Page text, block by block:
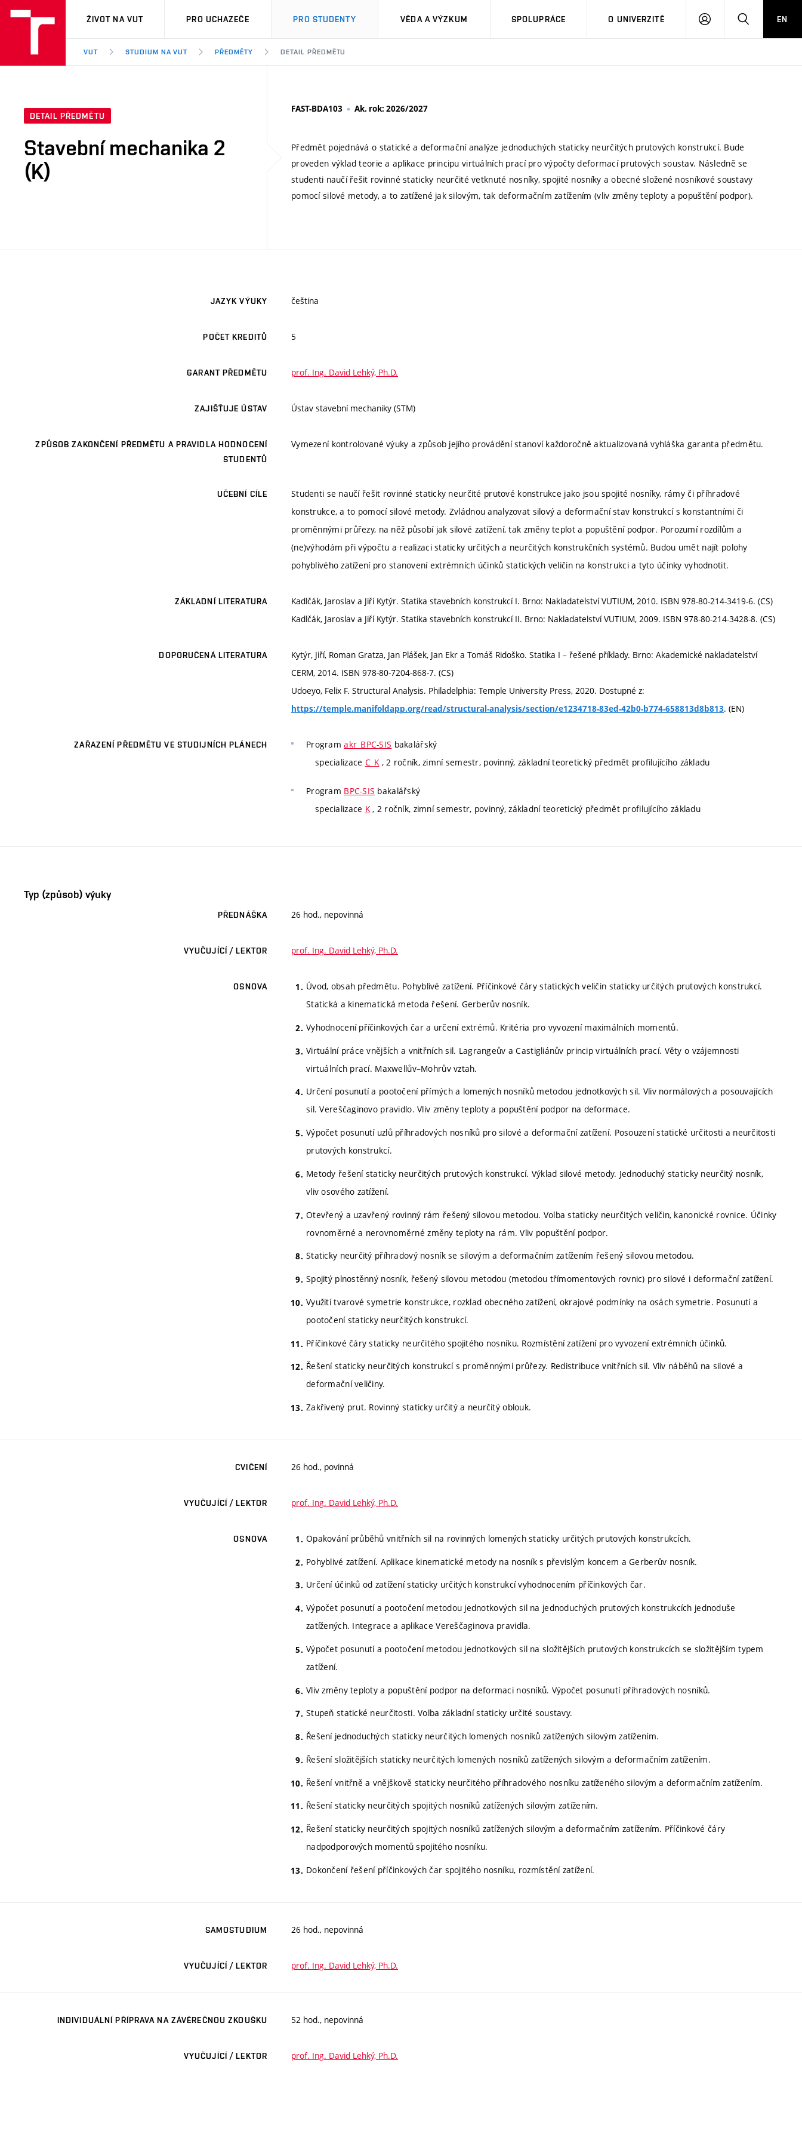
VUT
ŽIVOT NA VUT PRO UCHAZEČE PRO STUDENTY VĚDA A VÝZKUM SPOLUPRÁCE O UNIVERZITĚ
PŘIHLÁSIT HLEDATEN
VUT STUDIUM NA VUT PŘEDMĚTY DETAIL PŘEDMĚTU
DETAIL PŘEDMĚTU
Stavební mechanika 2
(K)
FAST-BDA103 Ak. rok: 2026/2027
Předmět pojednává o statické a deformační analýze jednoduchých staticky neurčitých prutových konstrukcí. Bude
proveden výklad teorie a aplikace principu virtuálních prací pro výpočty deformací prutových soustav. Následně se
studenti naučí řešit rovinné staticky neurčité vetknuté nosníky, spojité nosníky a obecné složené nosníkové soustavy
pomocí silové metody, a to zatížené jak silovým, tak deformačním zatížením (vliv změny teploty a popuštění podpor).
JAZYK VÝUKY čeština
POČET KREDITŮ 5
GARANT PŘEDMĚTU prof. Ing. David Lehký, Ph.D.
ZAJIŠŤUJE ÚSTAV Ústav stavební mechaniky (STM)
ZPŮSOB ZAKONČENÍ PŘEDMĚTU A PRAVIDLA HODNOCENÍ
STUDENTŮ
Vymezení kontrolované výuky a způsob jejího provádění stanoví každoročně aktualizovaná vyhláška garanta předmětu.
UČEBNÍ CÍLE
Studenti se naučí řešit rovinné staticky neurčité prutové konstrukce jako jsou spojité nosníky, rámy či příhradové
konstrukce, a to pomocí silové metody. Zvládnou analyzovat silový a deformační stav konstrukcí s konstantními či
proměnnými průřezy, na něž působí jak silové zatížení, tak změny teplot a popuštění podpor. Porozumí rozdílům a
(ne)výhodám při výpočtu a realizaci staticky určitých a neurčitých konstrukčních systémů. Budou umět najít polohy
pohyblivého zatížení pro stanovení extrémních účinků statických veličin na konstrukci a tyto účinky vyhodnotit.
ZÁKLADNÍ LITERATURA
Kadlčák, Jaroslav a Jiří Kytýr. Statika stavebních konstrukcí I. Brno: Nakladatelství VUTIUM, 2010. ISBN 978-80-214-3419-6. (CS)
Kadlčák, Jaroslav a Jiří Kytýr. Statika stavebních konstrukcí II. Brno: Nakladatelství VUTIUM, 2009. ISBN 978-80-214-3428-8. (CS)
DOPORUČENÁ LITERATURA
Kytýr, Jiří, Roman Gratza, Jan Plášek, Jan Ekr a Tomáš Ridoško. Statika I – řešené příklady. Brno: Akademické nakladatelství
CERM, 2014. ISBN 978-80-7204-868-7. (CS)
Udoeyo, Felix F. Structural Analysis. Philadelphia: Temple University Press, 2020. Dostupné z:
https://temple.manifoldapp.org/read/structural-analysis/section/e1234718-83ed-42b0-b774-658813d8b813. (EN)
ZAŘAZENÍ PŘEDMĚTU VE STUDIJNÍCH PLÁNECH Programakr_BPC-SIS bakalářský
specializace C_K, 2 ročník, zimní semestr, povinný, základní teoretický předmět profilujícího základu
Program BPC-SIS bakalářský
specializace K, 2 ročník, zimní semestr, povinný, základní teoretický předmět profilujícího základu
Typ (způsob) výuky
PŘEDNÁŠKA 26 hod., nepovinná
VYUČUJÍCÍ / LEKTOR prof. Ing. David Lehký, Ph.D.
OSNOVA
Úvod, obsah předmětu. Pohyblivé zatížení. Příčinkové čáry statických veličin staticky určitých prutových konstrukcí.
Statická a kinematická metoda řešení. Gerberův nosník.
Vyhodnocení příčinkových čar a určení extrémů. Kritéria pro vyvození maximálních momentů.
Virtuální práce vnějších a vnitřních sil. Lagrangeův a Castigliánův princip virtuálních prací. Věty o vzájemnosti
virtuálních prací. Maxwellův–Mohrův vztah.
Určení posunutí a pootočení přímých a lomených nosníků metodou jednotkových sil. Vliv normálových a posouvajících
sil. Vereščaginovo pravidlo. Vliv změny teploty a popuštění podpor na deformace.
Výpočet posunutí uzlů příhradových nosníků pro silové a deformační zatížení. Posouzení statické určitosti a neurčitosti
prutových konstrukcí.
Metody řešení staticky neurčitých prutových konstrukcí. Výklad silové metody. Jednoduchý staticky neurčitý nosník,
vliv osového zatížení.
Otevřený a uzavřený rovinný rám řešený silovou metodou. Volba staticky neurčitých veličin, kanonické rovnice. Účinky
rovnoměrné a nerovnoměrné změny teploty na rám. Vliv popuštění podpor.
Staticky neurčitý příhradový nosník se silovým a deformačním zatížením řešený silovou metodou.
Spojitý plnostěnný nosník, řešený silovou metodou (metodou třímomentových rovnic) pro silové i deformační zatížení.
Využití tvarové symetrie konstrukce, rozklad obecného zatížení, okrajové podmínky na osách symetrie. Posunutí a
pootočení staticky neurčitých konstrukcí.
Příčinkové čáry staticky neurčitého spojitého nosníku. Rozmístění zatížení pro vyvození extrémních účinků.
Řešení staticky neurčitých konstrukcí s proměnnými průřezy. Redistribuce vnitřních sil. Vliv náběhů na silové a
deformační veličiny.
Zakřivený prut. Rovinný staticky určitý a neurčitý oblouk.
CVIČENÍ 26 hod., povinná
VYUČUJÍCÍ / LEKTOR prof. Ing. David Lehký, Ph.D.
OSNOVA Opakování průběhů vnitřních sil na rovinných lomených staticky určitých prutových konstrukcích.
Pohyblivé zatížení. Aplikace kinematické metody na nosník s převislým koncem a Gerberův nosník.
Určení účinků od zatížení staticky určitých konstrukcí vyhodnocením příčinkových čar.
Výpočet posunutí a pootočení metodou jednotkových sil na jednoduchých prutových konstrukcích jednoduše
zatížených. Integrace a aplikace Vereščaginova pravidla.
Výpočet posunutí a pootočení metodou jednotkových sil na složitějších prutových konstrukcích se složitějším typem
zatížení.
Vliv změny teploty a popuštění podpor na deformaci nosníků. Výpočet posunutí příhradových nosníků.
Stupeň statické neurčitosti. Volba základní staticky určité soustavy.
Řešení jednoduchých staticky neurčitých lomených nosníků zatížených silovým zatížením.
Řešení složitějších staticky neurčitých lomených nosníků zatížených silovým a deformačním zatížením.
Řešení vnitřně a vnějškově staticky neurčitého příhradového nosníku zatíženého silovým a deformačním zatížením.
Řešení staticky neurčitých spojitých nosníků zatížených silovým zatížením.
Řešení staticky neurčitých spojitých nosníků zatížených silovým a deformačním zatížením. Příčinkové čáry
nadpodporových momentů spojitého nosníku.
Dokončení řešení příčinkových čar spojitého nosníku, rozmístění zatížení.
SAMOSTUDIUM 26 hod., nepovinná
VYUČUJÍCÍ / LEKTOR prof. Ing. David Lehký, Ph.D.
INDIVIDUÁLNÍ PŘÍPRAVA NA ZÁVĚREČNOU ZKOUŠKU 52 hod., nepovinná
VYUČUJÍCÍ / LEKTOR prof. Ing. David Lehký, Ph.D.